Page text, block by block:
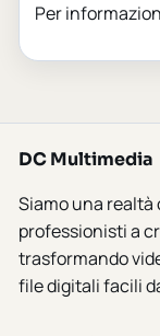
Per
DC Multimedia
Siamo una
professionisti a
trasformando
file digitali facili